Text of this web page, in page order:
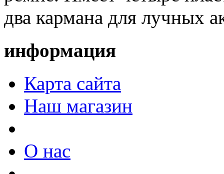
два кармана для лучных
информация
Карта сайта
Наш магазин
О нас